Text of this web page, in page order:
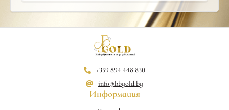
+359 894 448 830
info@bbgold.bg
Информация